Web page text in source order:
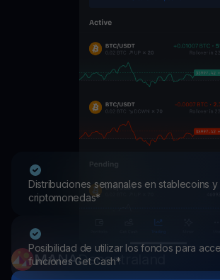
Distribuciones semanales en stablecoins y
criptomonedas*
Posibilidad de utilizar los fondos para
funciones Get Cash*
MANADecentraland